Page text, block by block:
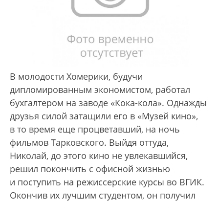
B молодости Хомерики, будучи
дипломированным экономистом, работал
бухгалтером на заводе «Кока-кола». Однажды
друзья силой затащили его в «Музей кино»,
в то время еще процветавший, на ночь
фильмов Тарковского. Выйдя оттуда,
Николай, до этого кино не увлекавшийся,
решил покончить с офисной жизнью
и поступить на режиссерские курсы во ВГИК.
Окончив их лучшим студентом, он получил